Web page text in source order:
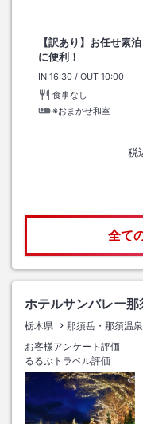
【訳あり】お任せ
に便利！
IN チェックイン
16:30 / OUT チェックア
10:00
食事なし
※おまかせ和室
税
全て
ホテルサンバレー那
栃木県 那須岳・那須温
お客様アンケート評価
るるぶトラベル評価